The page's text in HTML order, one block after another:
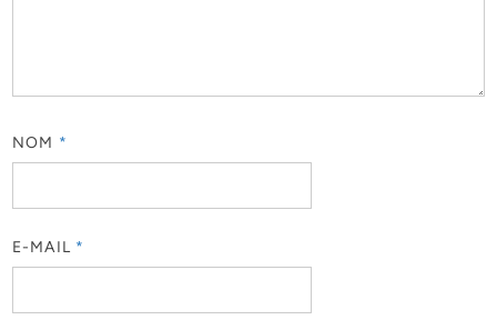
NOM *
E-MAIL *